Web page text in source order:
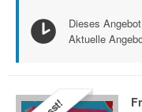
Dieses
Aktuelle